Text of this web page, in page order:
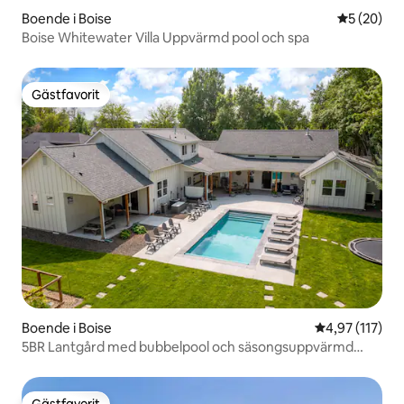
Boende i Boise 5 av 5 i
5 (20)
Boise Whitewater Villa Uppvärmd pool och spa
Gästfavorit
Gästfavorit
Boende i Boise 4,97 av 5 i
4,97 (117)
5BR Lantgård med bubbelpool och säsongsuppvärmd